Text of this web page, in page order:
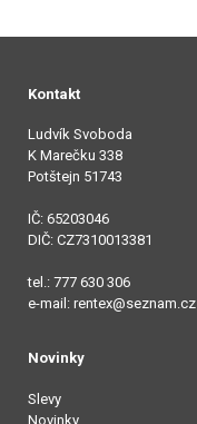
Kontakt
Ludvík Svoboda
K Marečku 338
Potštejn 51743
IČ: 65203046
DIČ: CZ7310013381
tel.: 777 630 306
e-mail: rentex@seznam.cz
Novinky
Slevy
Novinky